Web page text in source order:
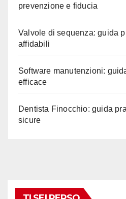
prevenzione e fiducia
Valvole di sequenza: guida
affidabili
Software manutenzioni:
efficace
Dentista Finocchio: guida
sicure